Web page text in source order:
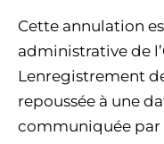
Cette annulation
administrative de
Lenregistrement
repoussée à une
communiquée par